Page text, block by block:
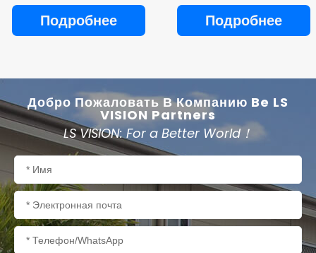
Подробнее Подробнее
Добро Пожаловать В Компанию Be LS
VISION Partners
LS VISION: For a Better World！
Имя
Электронная
почта
Телефон/WhatsApp